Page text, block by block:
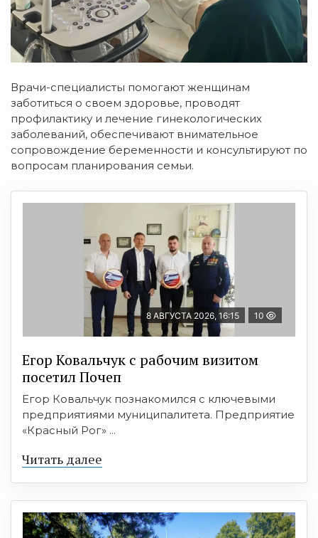
Врачи-специалисты помогают женщинам
заботиться о своем здоровье, проводят
профилактику и лечение гинекологических
заболеваний, обеспечивают внимательное
сопровождение беременности и консультируют по
вопросам планирования семьи.
8 АВГУСТА 2026, 16:15 10
Егор Ковальчук с рабочим визитом
посетил Почеп
Егор Ковальчук познакомился с ключевыми
предприятиями муниципалитета. Предприятие
«Красный Рог» ...
Читать далее